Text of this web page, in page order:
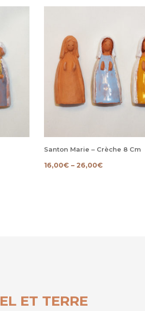
Santon Marie – Crèche 8 Cm
16,00€ – 26,00€
ET TERRE